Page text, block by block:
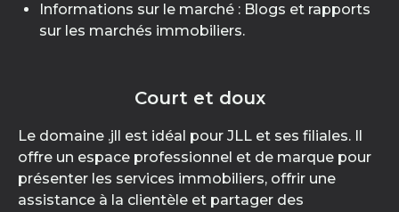
Informations sur le marché : Blogs et rapports
sur les marchés immobiliers.
Court et doux
Le domaine .jll est idéal pour JLL et ses filiales. Il
offre un espace professionnel et de marque pour
présenter les services immobiliers, offrir une
assistance à la clientèle et partager des